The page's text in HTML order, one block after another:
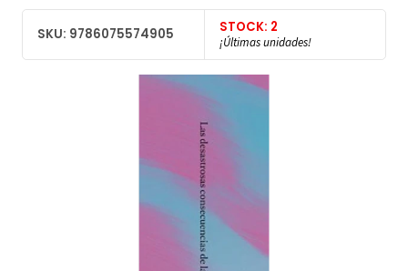
SKU: 9786075574905 STOCK: 2
¡Últimas unidades!